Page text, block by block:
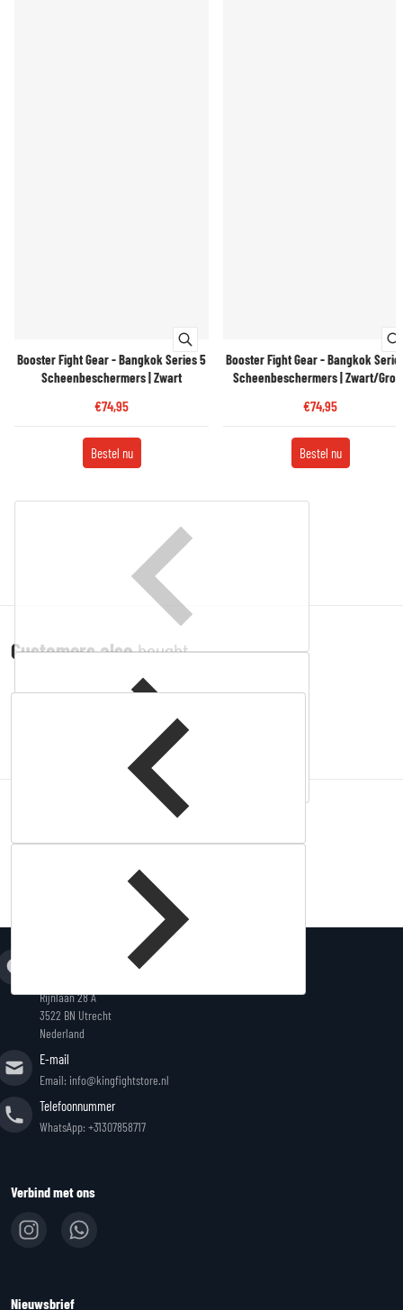
Booster Fight Gear - Bangkok Series 5
Scheenbeschermers | Zwart
€74,95
Bestel nu
Booster Fight Gear - Bangkok
Scheenbeschermers | Zwart/
€74,95
Bestel nu
Customers alsobought
products
Rijnlaan 28 A
3522 BN Utrecht
Nederland
E-mail
Email: info@kingfightstore.nl
Telefoonnummer
WhatsApp: +31307858717
Verbind met ons
Nieuwsbrief